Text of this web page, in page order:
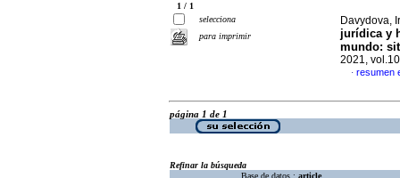
1 / 1
selecciona
para imprimir
Davydova,
jurídica y
mundo:
2021,
· resumen
página 1 de 1
Refinar la búsqueda